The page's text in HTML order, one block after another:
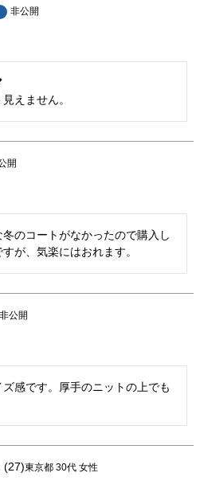
非公開
開
のコートがなかったので購入し
が、気楽にはおれます。
非公開
感です。厚手のニットの上でも
27 東京都 30代 女性